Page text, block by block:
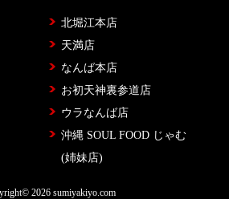
北堀江本店
天満店
なんば本店
お初天神裏参道店
ウラなんば店
沖縄 SOUL FOOD じゃむ
(姉妹店)
2026 sumiyakiyo.com